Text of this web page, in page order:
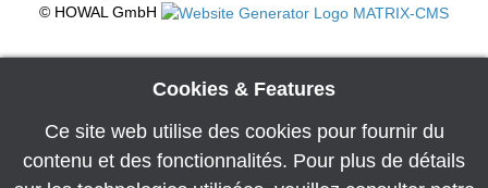
© HOWAL GmbH
Cookies & Features
Ce site web utilise des cookies pour fournir du
contenu et des fonctionnalités. Pour plus de détails